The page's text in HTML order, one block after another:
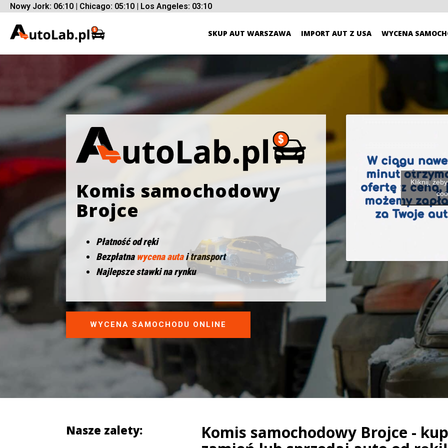
Nowy Jork: 06:10 | Chicago: 05:10 | Los Angeles: 03:10
SKUP AUT WARSZAWA IMPORT AUT Z USA WYCENA
Komis samochodowy
Brojce
Płatność od ręki
Bezpłatna wycena autai transport
Najlepsze stawki na rynku
WYCENA SAMOCHODU ONLINE
Kliknij,
Nasze zalety:
Komis samochodowy Brojce -